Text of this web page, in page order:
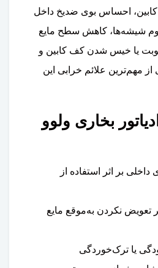
احساس بوی ضدیخ داخل
شیشه‌ها، کاهش سطح مایع
یا خیس شدن کف کابین و
مهم‌ترین علائم خرابی این
بخاری ولوو
بر اثر استفاده از
تعویض نکردن به‌موقع مایع
یا ترک‌خوردگی